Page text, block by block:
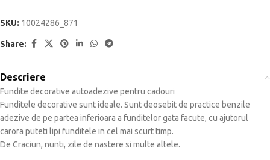
SKU: 10024286_871
Share:
Descriere
Fundite decorative autoadezive pentru cadouri
Funditele decorative sunt ideale. Sunt deosebit de practice benzile
adezive de pe partea inferioara a funditelor gata facute, cu ajutorul
carora puteti lipi funditele in cel mai scurt timp.
De Craciun, nunti, zile de nastere si multe altele.